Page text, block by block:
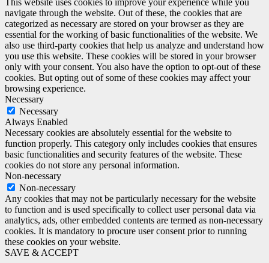
This website uses cookies to improve your experience while you
navigate through the website. Out of these, the cookies that are
categorized as necessary are stored on your browser as they are
essential for the working of basic functionalities of the website. We
also use third-party cookies that help us analyze and understand how
you use this website. These cookies will be stored in your browser
only with your consent. You also have the option to opt-out of these
cookies. But opting out of some of these cookies may affect your
browsing experience.
Necessary
Necessary
Always Enabled
Necessary cookies are absolutely essential for the website to
function properly. This category only includes cookies that ensures
basic functionalities and security features of the website. These
cookies do not store any personal information.
Non-necessary
Non-necessary
Any cookies that may not be particularly necessary for the website
to function and is used specifically to collect user personal data via
analytics, ads, other embedded contents are termed as non-necessary
cookies. It is mandatory to procure user consent prior to running
these cookies on your website.
SAVE & ACCEPT